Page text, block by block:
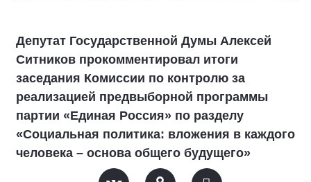
Депутат Государственной Думы Алексей
Ситников прокомментировал итоги
заседания Комиссии по контролю за
реализацией предвыборной программы
партии «Единая Россия» по разделу
«Социальная политика: вложения в каждого
человека – основа общего будущего»